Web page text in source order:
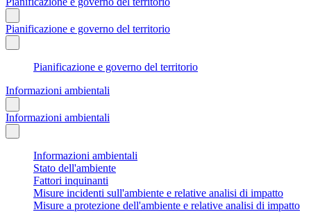
Pianificazione e governo del territorio
Pianificazione e governo del territorio
Informazioni ambientali
Informazioni ambientali
Informazioni ambientali
Stato dell'ambiente
Fattori inquinanti
Misure incidenti sull'ambiente e relative analisi di impatto
Misure a protezione dell'ambiente e relative analisi di impatto